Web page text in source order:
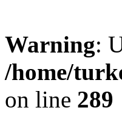
Warning:
/home/
on line 289